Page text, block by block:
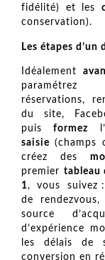
fidélité) et les
conservation).
Les étapes
Idéalement
réservations,
du site,
puisformez
saisie (champs
créez des
premier tableau
1, vous suivez
de
source
d’expérience
les délais de
conversion en